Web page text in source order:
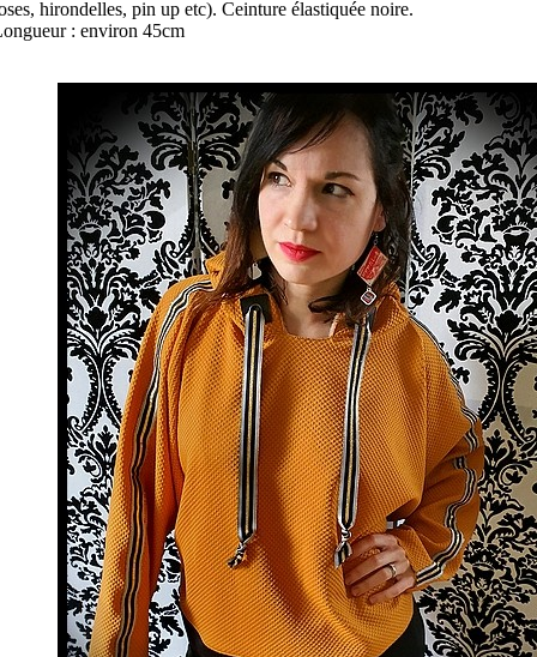
hirondelles, pin up etc). Ceinture élastiquée noire.
: environ 45cm